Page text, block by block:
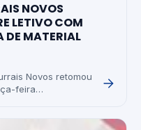
NOVOS
LETIVO COM
DE MATERIAL
Novos retomou
feira…